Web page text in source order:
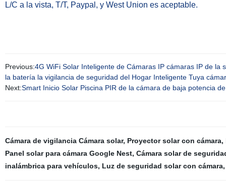
L/C a la vista, T/T, Paypal, y West Union es aceptable.
Previous:4G WiFi Solar Inteligente de Cámaras IP cámaras IP de
la batería la vigilancia de seguridad del Hogar Inteligente Tuya
Next:Smart Inicio Solar Piscina PIR de la cámara de baja potencia
Cámara de vigilancia Cámara solar, Proyector solar con cámara,
Panel solar para cámara Google Nest, Cámara solar de
inalámbrica para vehículos, Luz de seguridad solar con cámara